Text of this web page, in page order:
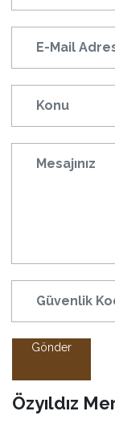
Gönder
Özyıldız